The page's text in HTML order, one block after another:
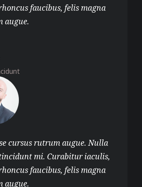
faucibus, felis magna
augue.
cursus rutrum augue. Nulla
mi. Curabitur iaculis,
faucibus, felis magna
augue.